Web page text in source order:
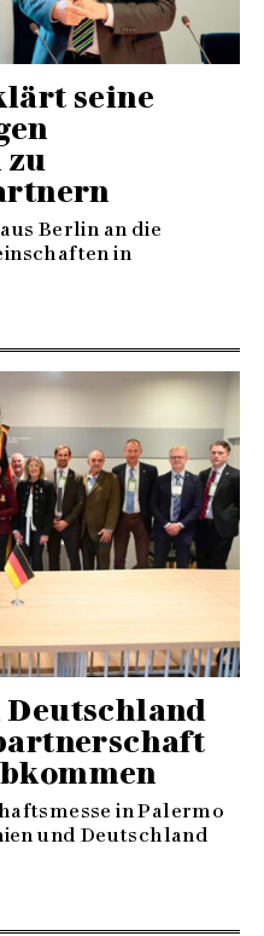
seine
zu
Berlin an die
in
in Palermo
und Deutschland